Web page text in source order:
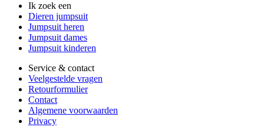
Ik zoek een
Dieren jumpsuit
Jumpsuit heren
Jumpsuit dames
Jumpsuit kinderen
Service & contact
Veelgestelde vragen
Retourformulier
Contact
Algemene voorwaarden
Privacy